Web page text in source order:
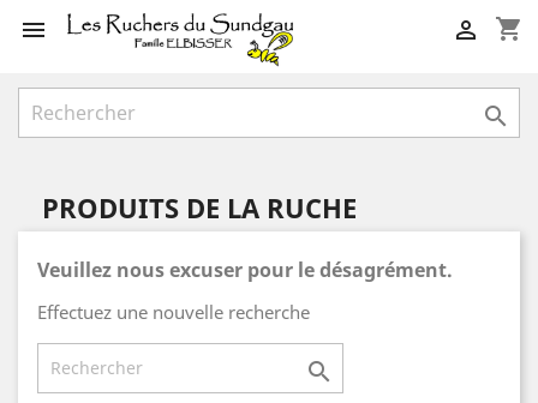
 shopping_cart


PRODUITS DE LA RUCHE
Veuillez nous excuser pour le désagrément.
Effectuez une nouvelle recherche
